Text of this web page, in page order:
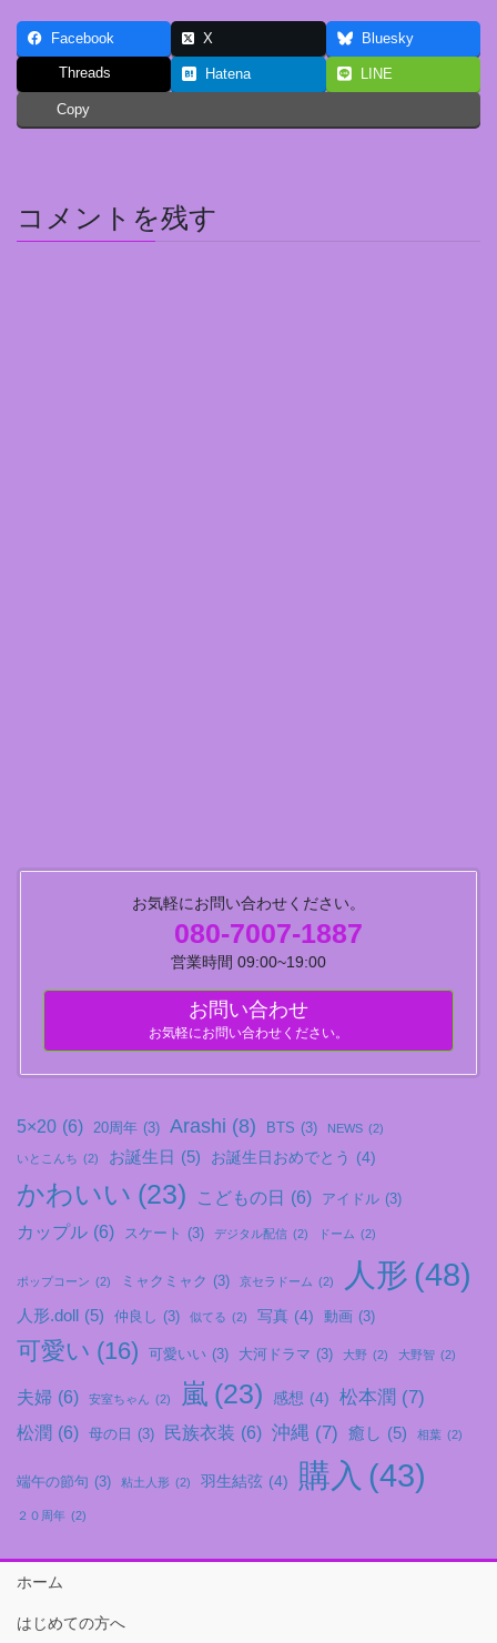
Facebook X Bluesky
Threads Hatena LINE
Copy
コメントを残す
お気軽にお問い合わせください。
080-7007-1887
営業時間 09:00~19:00
お問い合わせ
お気軽にお問い合わせください。
5×20 (6) 20周年 (3) Arashi (8) BTS (3) NEWS (2)
いとこんち (2) お誕生日 (5) お誕生日おめでとう (4)
かわいい (23) こどもの日 (6) アイドル (3)
カップル (6) スケート (3) デジタル配信 (2) ドーム (2)
ポップコーン (2) ミャクミャク (3) 京セラドーム (2) 人形 (48)
人形.doll (5) 仲良し (3) 似てる (2) 写真 (4) 動画 (3)
可愛い (16) 可愛いい (3) 大河ドラマ (3) 大野 (2) 大野智 (2)
夫婦 (6) 安室ちゃん (2) 嵐 (23) 感想 (4) 松本潤 (7)
松潤 (6) 母の日 (3) 民族衣装 (6) 沖縄 (7) 癒し (5) 相葉 (2)
端午の節句 (3) 粘土人形 (2) 羽生結弦 (4) 購入 (43)
２０周年 (2)
ホーム
はじめての方へ